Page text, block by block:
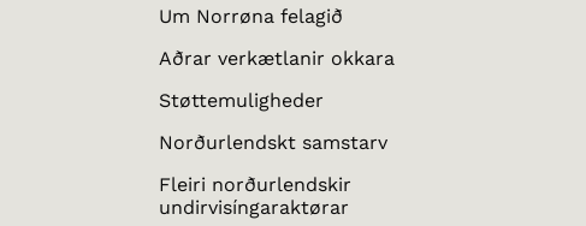
Um Norrøna felagið
Aðrar verkætlanir okkara
Støttemuligheder
Norðurlendskt samstarv
Fleiri norðurlendskir
undirvisíngaraktørar